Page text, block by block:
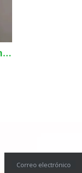
Participe en Arabia Saudita Coatings Show 2023
Correo electrónico